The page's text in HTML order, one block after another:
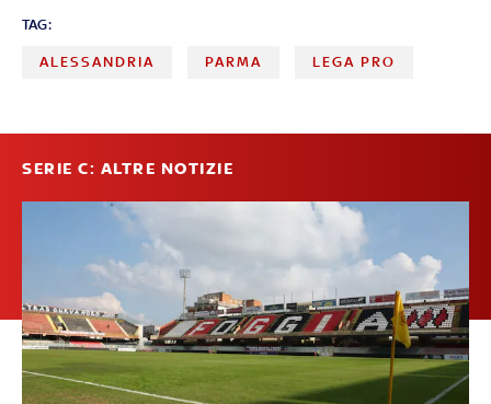
TAG:
ALESSANDRIA PARMA LEGA PRO
SERIE C: ALTRE NOTIZIE